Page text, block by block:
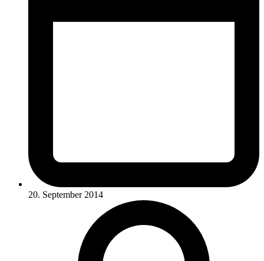
20. September 2014